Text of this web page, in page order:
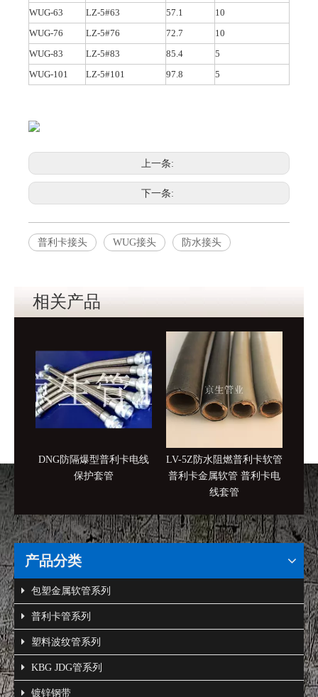
WUG-63
LZ-5#63 57.1
10
WUG-76
LZ-5#76 72.7
10
WUG-83
LZ-5#83 85.4
5
WUG-101
LZ-5#101 97.8 5
上一条:
下一条:
普利卡接头 WUG接头 防水接头
相关产品
DNG防隔爆型普利卡电线
保护套管
LV-5Z防水阻燃普利卡软管
普利卡金属软管 普利卡电
线套管
挠
产品分类
包塑金属软管系列
普利卡管系列
塑料波纹管系列
KBG JDG管系列
镀锌钢带